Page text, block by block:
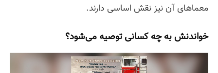
معماهای آن نیز نقش اساسی دارند.
خواندنش به چه کسانی توصیه می‌شود؟